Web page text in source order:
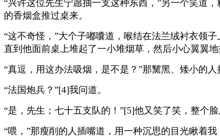
“兴许这位先生宁愿抽一支这种东西，”另一个笑道
的香烟盒推过桌来。
“这不奇怪，”大个子嘟囔道，喉结在法兰绒衬衣领
直到他面前桌上堆起了一小堆烟草，然后小心翼翼
“真逗，用这办法吸烟，是不是？”那黧黑、矮小的
“法国炮兵？”[4]我问道。
“是，先生；七十五支队的！”[5]他又笑了笑，整个
“喂，”那瘦削的人插嘴道，用一种沉思的目光瞅着